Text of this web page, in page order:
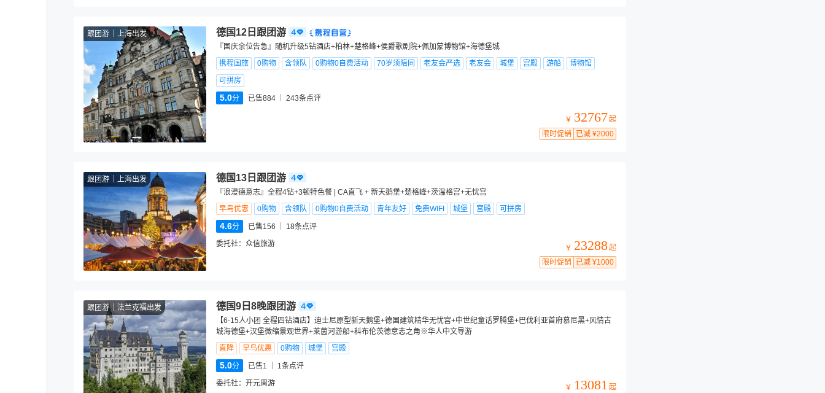
跟团游 上海出发 德国12日跟团游
『国庆余位告急』随机升级5钻酒店+柏林+楚格峰+侯爵歌剧院+佩加蒙博物馆+海德堡城
携程国旅
0购物 含领队 0购物0自费活动 70岁须陪同 老友会严选 老友会 城堡 宫殿 游船
博物馆
可拼房
5.0分 已售884 243条点评
￥ 32767起
限时促销
已减 ¥2000
跟团游 上海出发 德国13日跟团游
『浪漫德意志』全程4钻+3顿特色餐 | CA直飞 + 新天鹅堡+楚格峰+茨温格宫+无忧宫
早鸟优惠
0购物 含领队 0购物0自费活动 青年友好 免费WIFI 城堡 宫殿 可拼房
4.6分 已售156 18条点评
委托社： 众信旅游 ￥ 23288起
限时促销
已减 ¥1000
跟团游 法兰克福出发 德国9日8晚跟团游
【6-15人小团 全程四钻酒店】迪士尼原型新天鹅堡+德国建筑精华无忧宫+中世纪童话罗腾堡+巴伐利亚首府慕尼黑+风情古
城海德堡+汉堡微缩景观世界+莱茵河游船+科布伦茨德意志之角※华人中文导游
直降
早鸟优惠 0购物 城堡 宫殿
5.0分 已售1 1条点评
委托社： 开元周游 ￥ 13081 起